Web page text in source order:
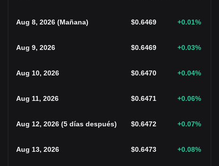
Aug 8, 2026 (Mañana) $0.6469 +0.01%
Aug 9, 2026 $0.6469 +0.03%
Aug 10, 2026 $0.6470 +0.04%
Aug 11, 2026 $0.6471 +0.06%
Aug 12, 2026 (5 días después) $0.6472 +0.07%
Aug 13, 2026 $0.6473 +0.08%